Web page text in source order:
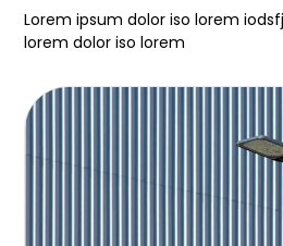
Lorem ipsum dolor iso lorem
lorem dolor iso lorem